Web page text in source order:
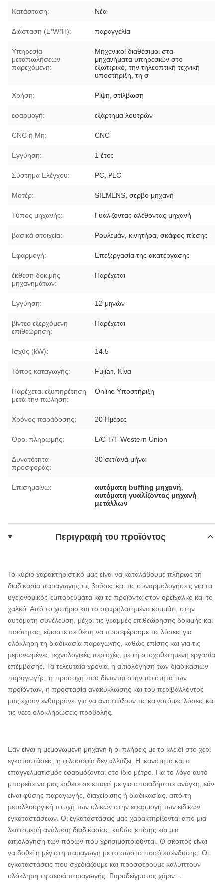
Κατάσταση: Νέα
Διάσταση (L*W*H): παραγγελία
Υπηρεσία
μεταπωλήσεων
παρεχόμενη:
Μηχανικοί διαθέσιμοι στα
μηχανήματα υπηρεσιών στο
εξωτερικό, την τηλεοπτική τεχνική
υποστήριξη, τη σ
Χρήση: Ρίψη, στίλβωση
εφαρμογή: εξάρτημα λουτρών
CNC ή Μη: CNC
Εγγύηση: 1 έτος
Σύστημα Ελέγχου: PC, PLC
Μοτέρ: SIEMENS, σερβο μηχανή
Τύπος μηχανής: Γυαλίζοντας αλέθοντας μηχανή
βασικά στοιχεία: Ρουλεμάν, κινητήρα, σκάφος πίεσης
Εφαρμογή: Επεξεργασία της ακατέργασης
έκθεση δοκιμής
μηχανημάτων:
Παρέχεται
Εγγύηση: 12 μηνών
βίντεο εξερχόμενη
επιθεώρηση:
Παρέχεται
Ισχύς (kW): 14.5
Τόπος καταγωγής: Fujian, Κίνα
Παρέχεται εξυπηρέτηση
μετά την πώληση:
Online Υποστήριξη
Χρόνος παράδοσης: 20 Ημέρες
Όροι πληρωμής: L/C T/T Western Union
Δυνατότητα
προσφοράς:
30 σετ/ανά μήνα
Επισημαίνω: αυτόματη buffing μηχανή
αυτόματη γυαλίζοντας μηχανή
μετάλλων
Περιγραφή του προϊόντος
Το κύριο χαρακτηριστικό μας είναι να καταλάβουμε πλήρως τη
διαδικασία παραγωγής τις βρύσες και τις συναρμολογήσεις για τα
υγειονομικός-εμπορεύματα και τα προϊόντα στον ορείχαλκο και το
χαλκό. Από το χυτήριο και το σφυρηλατημένο κομμάτι, στην
αυτόματη συνέλευση, μέχρι τις γραμμές επιθεώρησης δοκιμής και
ποιότητας, είμαστε σε θέση να προσφέρουμε τις λύσεις για
ολόκληρη τη διαδικασία παραγωγής, καθώς επίσης και για τις
μεμονωμένες τεχνολογικές περιοχές, με τη στοχοθετημένη εργασία
επέμβασης. Τα τελευταία χρόνια, η αιτιολόγηση των διαδικασιών
παραγωγής, η προσοχή που δίνονται στην ποιότητα των
προϊόντων, η προστασία ανακύκλωσης και του περιβάλλοντος
μας έχουν ενθαρρύνει για να αναπτύξουν τις καινοτόμες λύσεις και
τις νέες ολοκληρώσεις προβολής.
Εάν είναι η μεμονωμένη μηχανή ή οι πλήρεις με το κλειδί στο χέρι
εγκαταστάσεις, η φιλοσοφία δεν αλλάζει. Η ικανότητα και ο
επαγγελματισμός εφαρμόζονται στο ίδιο μέτρο. Για το λόγο αυτό
μπορείτε να μας έρθετε σε επαφή με για οποιαδήποτε ανάγκη, εάν
είναι φύσης παραγωγής, διαχείρισης ή διαδικασίας, από τη
μεταλλουργική πτυχή των υλικών στην εφαρμογή των ειδικών
εγκαταστάσεων. Οι εγκαταστάσεις μας χαρακτηρίζονται από μια
λεπτομερή ανάλυση διαδικασίας, καθώς επίσης και μια
αιτιολόγηση των πόρων που χρησιμοποιούνται. Ο σκοπός είναι
να δοθεί η μέγιστη παραγωγή με το σωστό ποσό επένδυσης. Οι
εγκαταστάσεις που σχεδιάζουμε και προσφέρουμε καλύπτουν
ολόκληρη τη σειρά παραγωγής. Παραδείγματος χάριν…